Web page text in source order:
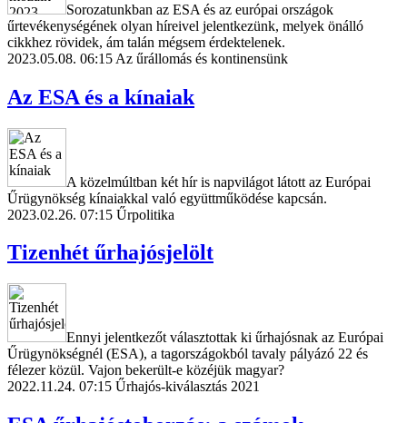
Sorozatunkban az ESA és az európai országok
űrtevékenységének olyan híreivel jelentkezünk, melyek önálló
cikkhez rövidek, ám talán mégsem érdektelenek.
2023.05.08. 06:15 Az űrállomás és kontinensünk
Az ESA és a kínaiak
A közelmúltban két hír is napvilágot látott az Európai
Űrügynökség kínaiakkal való együttműködése kapcsán.
2023.02.26. 07:15 Űrpolitika
Tizenhét űrhajósjelölt
Ennyi jelentkezőt választottak ki űrhajósnak az Európai
Űrügynökségnél (ESA), a tagországokból tavaly pályázó 22 és
félezer közül. Vajon bekerült-e közéjük magyar?
2022.11.24. 07:15 Űrhajós-kiválasztás 2021